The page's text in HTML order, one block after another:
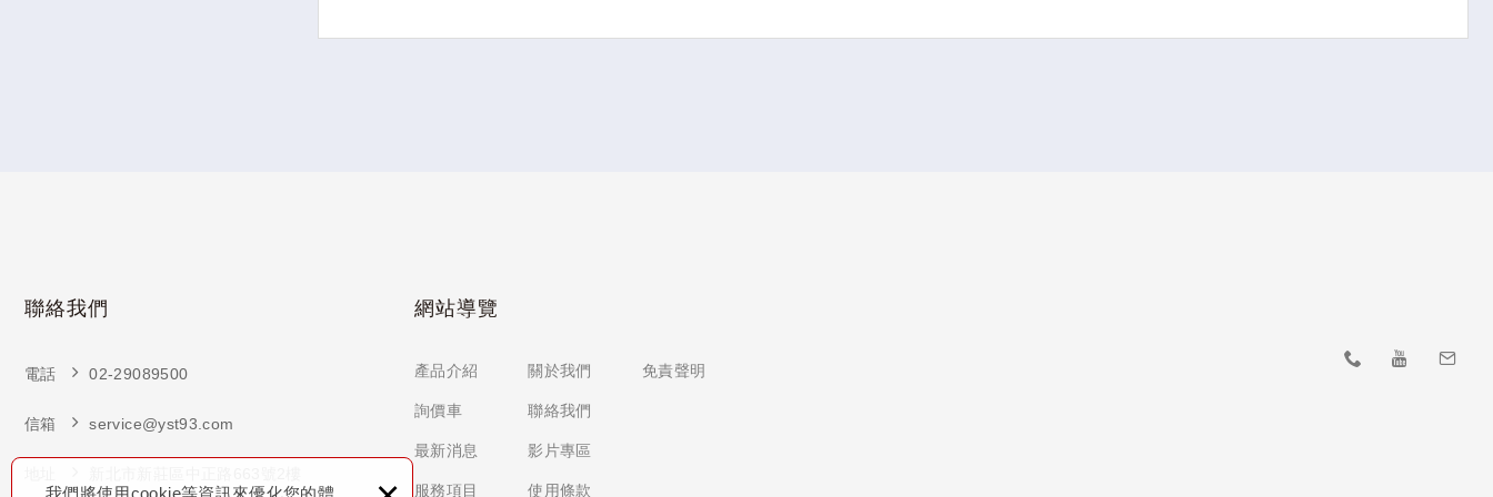
我們將使用cookie等資訊來優化您的體
聯絡我們
電話 02-29089500
信箱 service@yst93.com
網站導覽
產品介紹
詢價車
最新消息
服務項目
關於我們
聯絡我們
影片專區
使用條款
免責聲明